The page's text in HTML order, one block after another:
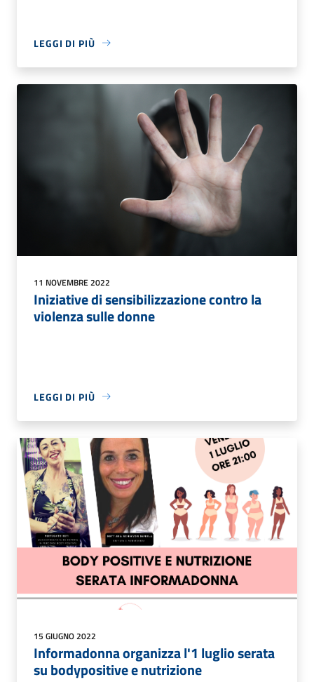
LEGGI DI PIÙ
11 NOVEMBRE 2022
Iniziative di sensibilizzazione contro la
violenza sulle donne
LEGGI DI PIÙ
15 GIUGNO 2022
Informadonna organizza l'1 luglio serata
su bodypositive e nutrizione